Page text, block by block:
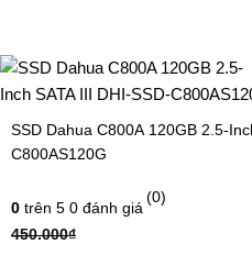
SSD Dahua C800A 120GB 2.5-
C800AS120G
0 trên 5 0 đánh giá
(0)
450.000₫